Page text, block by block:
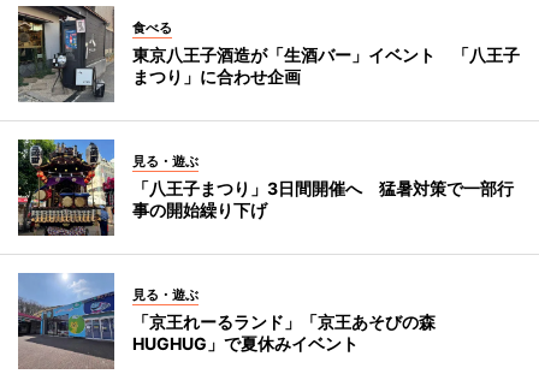
食べる
東京八王子酒造が「生酒バー」イベント 「八王子
まつり」に合わせ企画
見る・遊ぶ
「八王子まつり」3日間開催へ 猛暑対策で一部行
事の開始繰り下げ
見る・遊ぶ
「京王れーるランド」「京王あそびの森
HUGHUG」で夏休みイベント